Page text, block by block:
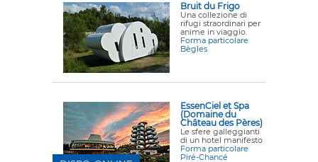
Bruit du Frigo
Una collezione di
rifugi straordinari per
anime in viaggio.
Forma particolare
Bègles
EssenCiel et Spa
(Domaine du
Château des Pères)
Le sfere galleggianti
di un hotel manifesto
Forma particolare
Piré-Chancé